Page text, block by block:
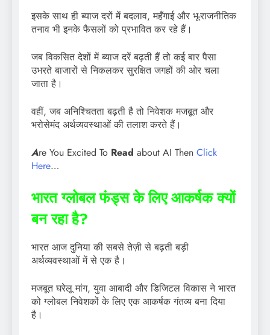
इसके साथ ही ब्याज दरों में बदलाव, महँगाई और भू-राजनीतिक
तनाव भी इनके फैसलों को प्रभावित कर रहे हैं।
जब विकसित देशों में ब्याज दरें बढ़ती हैं तो कई बार पैसा
उभरते बाजारों से निकलकर सुरक्षित जगहों की ओर चला
जाता है।
वहीं, जब अनिश्चितता बढ़ती है तो निवेशक मजबूत और
भरोसेमंद अर्थव्यवस्थाओं की तलाश करते हैं।
Are You Excited To Read about AI Then Click
Here…
भारत ग्लोबल फंड्स के लिए आकर्षक क्यों
बन रहा है?
भारत आज दुनिया की सबसे तेज़ी से बढ़ती बड़ी
अर्थव्यवस्थाओं में से एक है।
मजबूत घरेलू मांग, युवा आबादी और डिजिटल विकास ने भारत
को ग्लोबल निवेशकों के लिए एक आकर्षक गंतव्य बना दिया
है।